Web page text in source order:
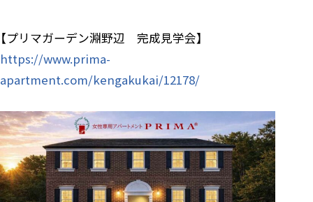
【プリマガーデン淵野辺 完成見学会】
https://www.prima-
apartment.com/kengakukai/12178/